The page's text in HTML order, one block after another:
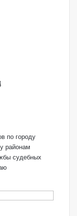
по городу
районам
судебных